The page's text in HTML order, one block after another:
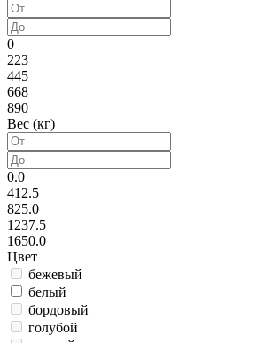
0
223
445
668
890
Вес (кг)
0.0
412.5
825.0
1237.5
1650.0
Цвет
бежевый
белый
бордовый
голубой